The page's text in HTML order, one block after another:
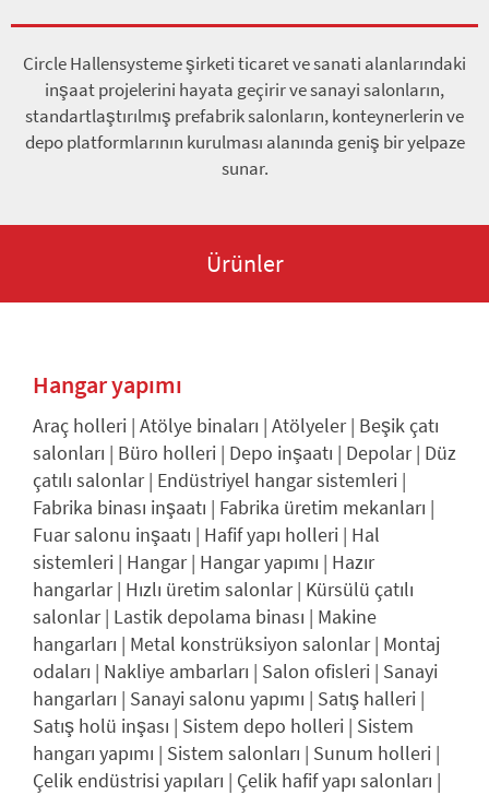
Circle Hallensysteme şirketi ticaret ve sanati alanlarındaki
inşaat projelerini hayata geçirir ve sanayi salonların,
standartlaştırılmış prefabrik salonların, konteynerlerin ve
depo platformlarının kurulması alanında geniş bir yelpaze
sunar.
Ürünler
Hangar yapımı
Araç holleri | Atölye binaları | Atölyeler| Beşik çatı
salonları | Büro holleri | Depo inşaatı | Depolar| Düz
çatılı salonlar| Endüstriyel hangar sistemleri |
Fabrika binası inşaatı | Fabrika üretim mekanları |
Fuar salonu inşaatı | Hafif yapı holleri | Hal
sistemleri | Hangar| Hangar yapımı | Hazır
hangarlar| Hızlı üretim salonlar| Kürsülü çatılı
salonlar| Lastik depolama binası | Makine
hangarları | Metal konstrüksiyon salonlar| Montaj
odaları | Nakliye ambarları | Salon ofisleri | Sanayi
hangarları | Sanayi salonu yapımı | Satış halleri |
Satış holü inşası | Sistem depo holleri | Sistem
hangarı yapımı | Sistem salonları | Sunum holleri |
Çelik endüstrisi yapıları | Çelik hafif yapı salonları |